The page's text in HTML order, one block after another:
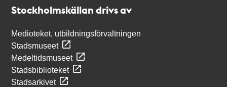
Stockholmskällan drivs av
Medioteket, utbildningsförvaltningen
Stadsmuseet
Medeltidsmuseet
Stadsbiblioteket
Stadsarkivet